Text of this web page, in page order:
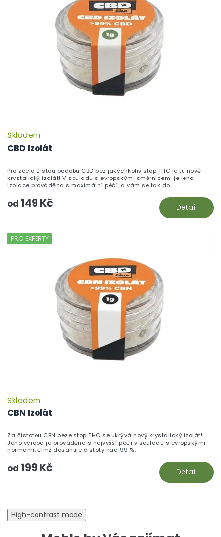
CBD Izolát
Skladem
od 149 Kč Detail
Pro zcela čistou podobu CBD bez jakýchkoliv stop THC je tu nově
krystalický izolát! V souladu s evropskými směrnicemi je jeho
izolace prováděna s maximální péčí, a vám se tak do...
PRO EXPERTY
CBN Izolát
Skladem
od 199 Kč Detail
Za čistotou CBN beze stop THC se ukrývá nový krystalický izolát!
Jeho výroba je prováděna s nejvyšší péčí v souladu s evropskými
normami, čímž dosahuje čistoty nad 99 %.
High-contrast mode